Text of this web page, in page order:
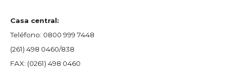
Casa central:
Teléfono: 0800 999 7448
(261) 498 0460/838
FAX: (0261) 498 0460